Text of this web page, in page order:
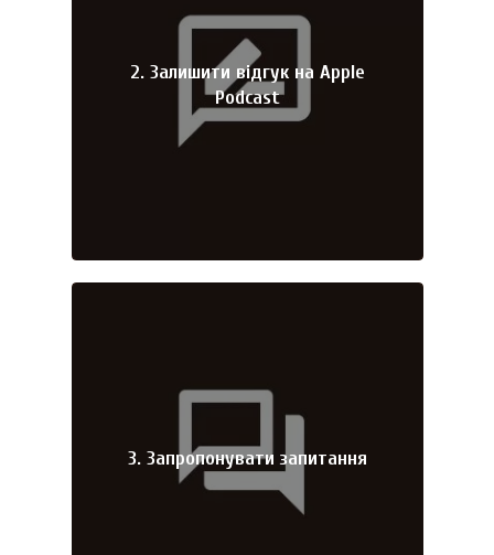
2. Залишити відгук на Apple
Podcast
3. Запропонувати запитання